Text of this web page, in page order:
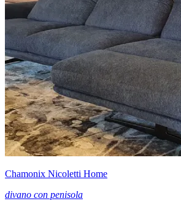
Chamonix Nicoletti Home
divano con penisola